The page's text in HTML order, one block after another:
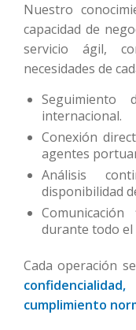
Nuestro
capacidad de
servicio ágil,
necesidades de
Seguimiento
internacional.
Conexión
agentes
Análisis
disponibilidad
durante todo el
Cada operación
cumplimiento